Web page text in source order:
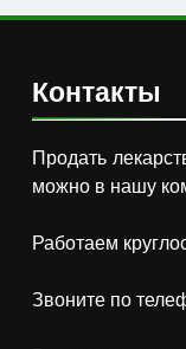
Контакты
Продать
можно в нашу
Работаем
Звоните по